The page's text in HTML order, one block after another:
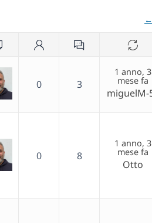
←
0 3
1 anno, 3
mese fa
miguelM-
0 8
1 anno, 3
mese fa
Otto